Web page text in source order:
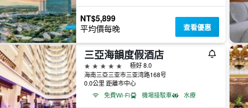
NT$5,899
平均價每晚 查看優惠
三亞海韻度假酒店
5星級
極好 8.0
海南三亞三亚市三亚湾路168号
0.0公里 距離市中心
免費Wi-Fi
機場接駁車 水療